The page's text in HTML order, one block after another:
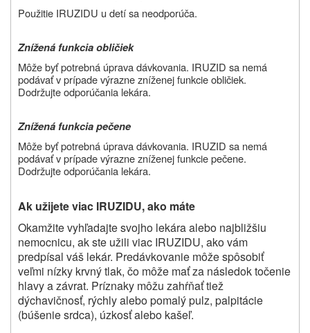
Použitie IRUZIDU u detí sa neodporúča.
Znížená funkcia obličiek
Môže byť potrebná úprava dávkovania. IRUZID sa nemá
podávať v prípade výrazne zníženej funkcie obličiek.
Dodržujte odporúčania lekára.
Znížená funkcia pečene
Môže byť potrebná úprava dávkovania. IRUZID sa nemá
podávať v prípade výrazne zníženej funkcie pečene.
Dodržujte odporúčania lekára.
Ak užijete viac IRUZIDU, ako máte
Okamžite vyhľadajte svojho lekára alebo najbližšiu
nemocnicu, ak ste užili viac IRUZIDU, ako vám
predpísal váš lekár. Predávkovanie môže spôsobiť
veľmi nízky krvný tlak, čo môže mať za následok točenie
hlavy a závrat. Príznaky môžu zahŕňať tiež
dýchavičnosť, rýchly alebo pomalý pulz, palpitácie
(búšenie srdca), úzkosť alebo kašeľ.